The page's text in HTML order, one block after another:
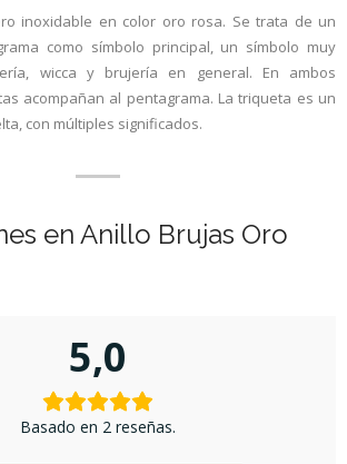
inoxidable en color oro rosa. Se trata de un
como símbolo principal, un símbolo muy
wicca y brujería en general. En ambos
acompañan al pentagrama. La triqueta es un
con múltiples significados.
en Anillo Brujas Oro
5,0
Basado en 2 reseñas.